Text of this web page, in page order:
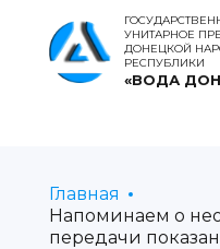
УНИТАРНОЕ
ДОНЕЦКОЙ
РЕСПУБЛИКИ
«ВОДА
Главная
Напоминаем о
передачи